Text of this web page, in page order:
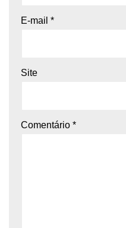
E-mail *
Site
Comentário *